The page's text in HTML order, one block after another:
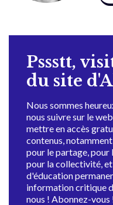
Pssstt,
du site
Nous sommes
nous suivre sur le
mettre en accès
contenus,
pour le partage,
pour la collectivité,
d'éducation
information critique
nous ! Abonnez-vous